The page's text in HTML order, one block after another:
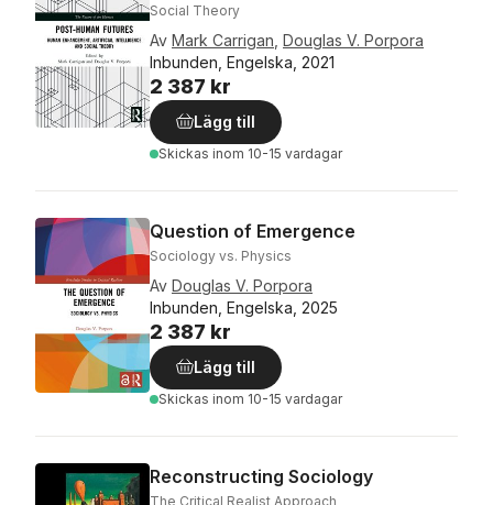
Social Theory
Av Mark Carrigan Douglas V. Porpora
Inbunden, Engelska, 2021
2 387 kr
Lägg till
Skickas inom 10-15 vardagar
Question of Emergence
Sociology vs. Physics
Av Douglas V. Porpora
Inbunden, Engelska, 2025
2 387 kr
Lägg till
Skickas inom 10-15 vardagar
Reconstructing Sociology
The Critical Realist Approach